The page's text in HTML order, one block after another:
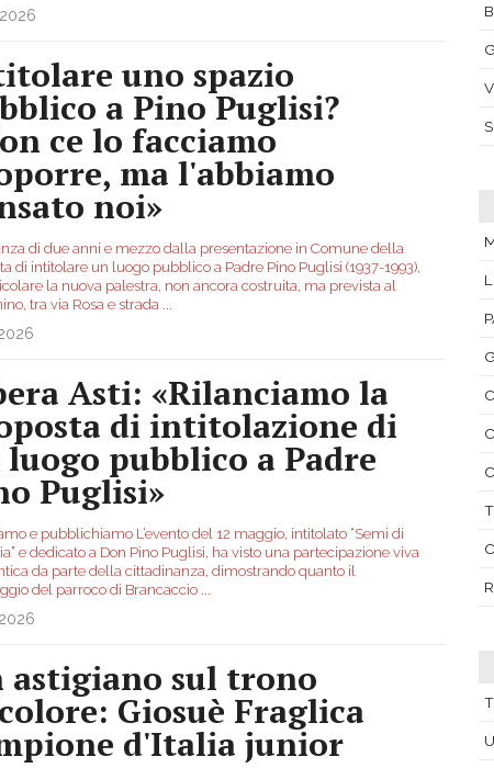
uno spazio
a Pino Puglisi?
ce lo facciamo
ma l'abbiamo
noi»
di due anni e mezzo dalla presentazione in Comune della
di intitolare un luogo pubblico a Padre Pino Puglisi (1937-1993),
la nuova palestra, non ancora costruita, ma prevista al
tra via Rosa e strada
Asti: «Rilanciamo la
di intitolazione di
pubblico a Padre
Puglisi»
e pubblichiamo L’evento del 12 maggio, intitolato “Semi di
e dedicato a Don Pino Puglisi, ha visto una partecipazione viva
da parte della cittadinanza, dimostrando quanto il
del parroco di Brancaccio
astigiano sul trono
Giosuè Fraglica
d'Italia junior